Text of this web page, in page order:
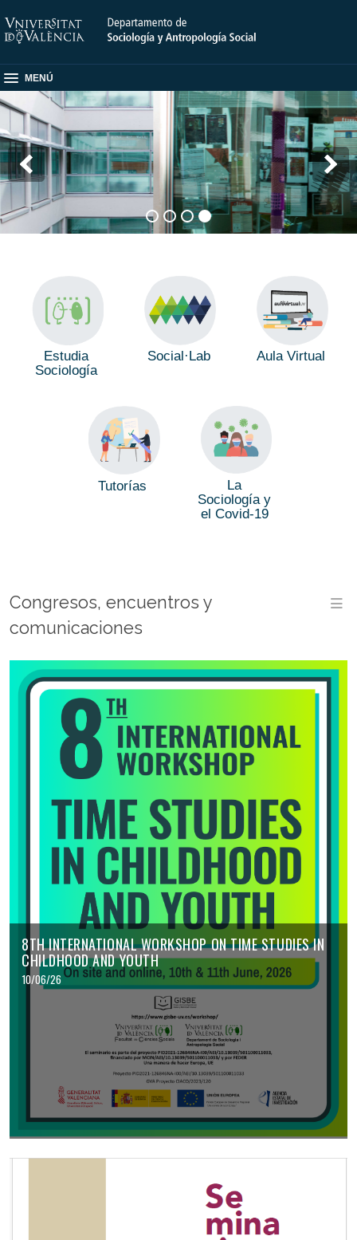
MENÚ
Estudia
Sociología
Social·Lab Aula Virtual
Tutorías
La
Sociología y
el Covid-19
Congresos, encuentros y
comunicaciones
8TH INTERNATIONAL WORKSHOP ON TIME STUDIES IN
CHILDHOOD AND YOUTH
10/06/26